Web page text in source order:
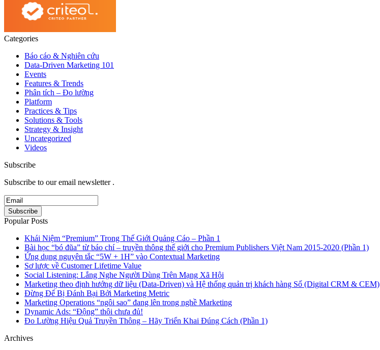
Categories
Báo cáo & Nghiên cứu
Data-Driven Marketing 101
Events
Features & Trends
Phân tích – Đo lường
Platform
Practices & Tips
Solutions & Tools
Strategy & Insight
Uncategorized
Videos
Subscribe
Subscribe to our email newsletter .
Popular Posts
Khái Niệm “Premium” Trong Thế Giới Quảng Cáo – Phần 1
Bài học “bó đũa” từ báo chí – truyền thông thế giới cho Premium Publishers Việt Nam 2015-2020 (Phần 1)
Ứng dụng nguyên tắc “5W + 1H” vào Contextual Marketing
Sơ lược về Customer Lifetime Value
Social Listening: Lắng Nghe Người Dùng Trên Mạng Xã Hội
Marketing theo định hướng dữ liệu (Data-Driven) và Hệ thống quản trị khách hàng Số (Digital CRM & CEM)
Đừng Để Bị Đánh Bại Bởi Marketing Metric
Marketing Operations “ngôi sao” đang lên trong nghề Marketing
Dynamic Ads: “Động” thôi chưa đủ!
Đo Lường Hiệu Quả Truyền Thông – Hãy Triển Khai Đúng Cách (Phần 1)
Archives